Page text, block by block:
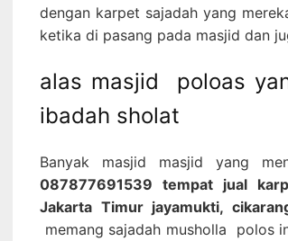
dengan karpet sajadah yang
ketika di pasang pada masjid dan
alas masjid poloas
ibadah sholat
Banyak masjid masjid yang
087877691539 tempat jual
Jakarta Timur jayamukti,
memang sajadah musholla polos